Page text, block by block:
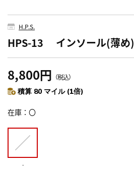
H.P.S.
HPS-13 インソール(薄め)
8,800円 （税込）
積算 80 マイル (1倍)
在庫 〇
-